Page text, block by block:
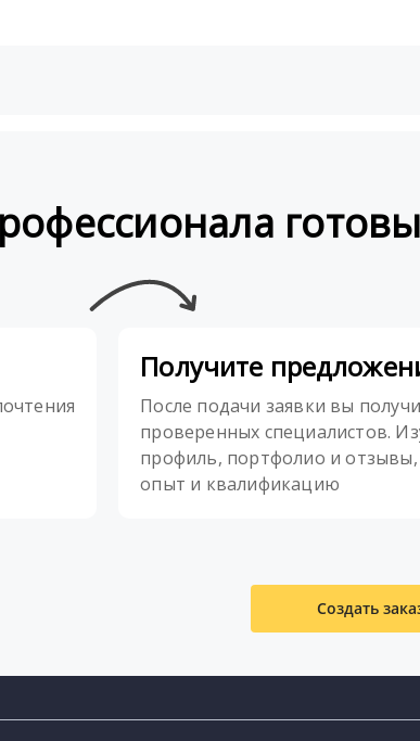
Получите
После подачи заявки вы
проверенных специалистов.
профиль, портфолио и
опыт и квалификацию
Создать